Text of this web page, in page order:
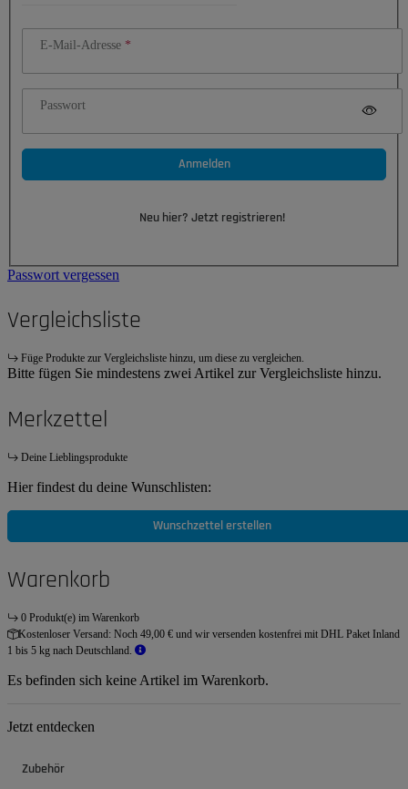
E-Mail-Adresse
Passwort
Anmelden
Neu hier? Jetzt registrieren!
Passwort vergessen
Vergleichsliste
Füge Produkte zur Vergleichsliste hinzu, um diese zu vergleichen.
Bitte fügen Sie mindestens zwei Artikel zur Vergleichsliste hinzu.
Merkzettel
Deine Lieblingsprodukte
Hier findest du deine Wunschlisten:
Wunschzettel erstellen
Warenkorb
0 Produkt(e) im Warenkorb
Kostenloser Versand: Noch 49,00 € und wir versenden kostenfrei mit DHL Paket Inland
1 bis 5 kg nach Deutschland.
Es befinden sich keine Artikel im Warenkorb.
Jetzt entdecken
Zubehör